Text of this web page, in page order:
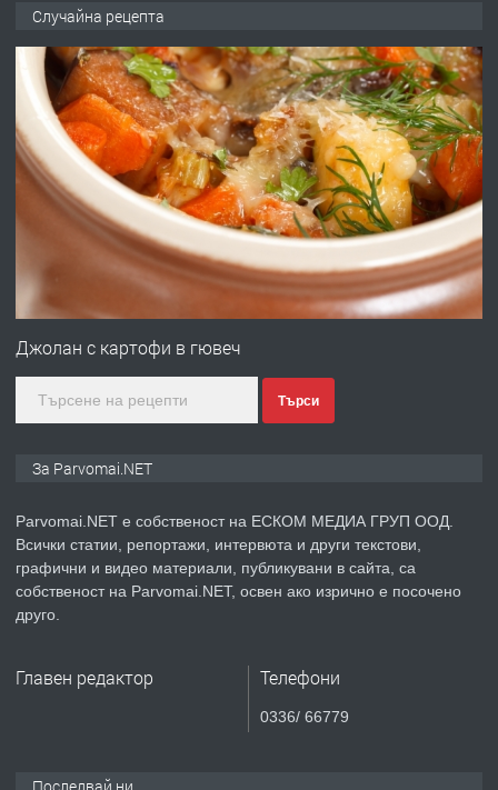
преди 1 година
ПРЕДЛАГА
Първи поход "По стъпките на Ангел
Войвода"
преди 1 година
Монтажник на малки детайли за
преди 1 година
ПРЕДЛАГА
Продавам апартамент - гр.
Случайна рецепта
Джолан с картофи в гювеч
Търси
За Parvomai.NET
Parvomai.NET е собственост на ЕСКОМ МЕДИА ГРУП ООД.
Всички статии, репортажи, интервюта и други текстови,
графични и видео материали, публикувани в сайта, са
собственост на Parvomai.NET, освен ако изрично е посочено
друго.
Главен редактор Телефони
0336/ 66779
Последвай ни